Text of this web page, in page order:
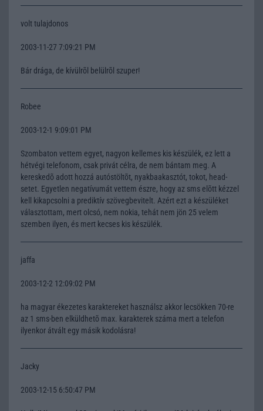
volt tulajdonos
2003-11-27 7:09:21 PM
Bár drága, de kívülrõl belülrõl szuper!
Robee
2003-12-1 9:09:01 PM
Szombaton vettem egyet, nagyon kellemes kis készülék, ez lett a
hétvégi telefonom, csak privát célra, de nem bántam meg. A
kereskedõ adott hozzá autóstöltõt, nyakbaakasztót, tokot, head-
setet. Egyetlen negatívumát vettem észre, hogy az sms elõtt kézzel
kell kikapcsolni a prediktív szövegbevitelt. Azért ezt a készüléket
választottam, mert olcsó, nem nokia, tehát nem jön 25 velem
szemben ilyen, és mert kecses kis készülék.
jaffa
2003-12-2 12:09:02 PM
ha magyar ékezetes karaktereket használsz akkor lecsökken 70-re
az 1 sms-ben elküldhetõ max. karakterek száma mert a telefon
ilyenkor átvált egy másik kodolásra!
Jacky
2003-12-15 6:50:47 PM